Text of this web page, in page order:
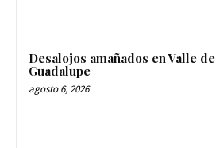
Desalojos amañados en Valle de
Guadalupe
agosto 6, 2026